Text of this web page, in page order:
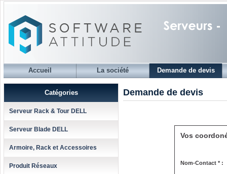
Accueil La société Demande de devis
Catégories
Serveur Rack & Tour DELL
Serveur Blade DELL
Armoire, Rack et Accessoires
Produit Réseaux
Demande de devis
Vos
Nom-Contact * :